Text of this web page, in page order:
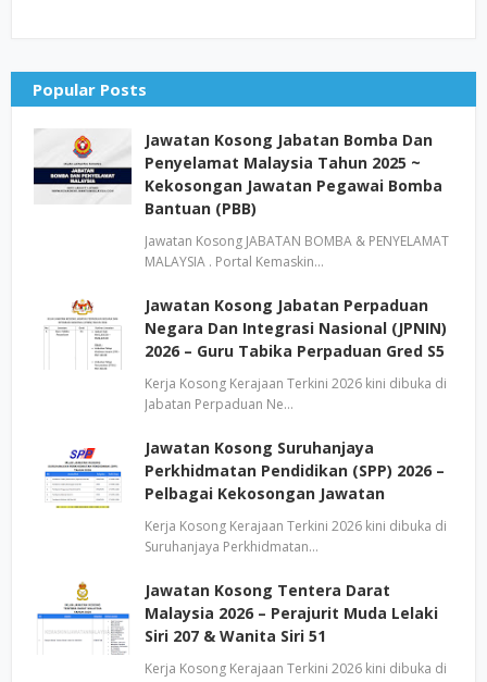
Popular Posts
Jawatan Kosong Jabatan Bomba Dan
Penyelamat Malaysia Tahun 2025 ~
Kekosongan Jawatan Pegawai Bomba
Bantuan (PBB)
Jawatan Kosong JABATAN BOMBA & PENYELAMAT
MALAYSIA . Portal Kemaskin…
Jawatan Kosong Jabatan Perpaduan
Negara Dan Integrasi Nasional (JPNIN)
2026 – Guru Tabika Perpaduan Gred S5
Kerja Kosong Kerajaan Terkini 2026 kini dibuka di
Jabatan Perpaduan Ne…
Jawatan Kosong Suruhanjaya
Perkhidmatan Pendidikan (SPP) 2026 –
Pelbagai Kekosongan Jawatan
Kerja Kosong Kerajaan Terkini 2026 kini dibuka di
Suruhanjaya Perkhidmatan…
Jawatan Kosong Tentera Darat
Malaysia 2026 – Perajurit Muda Lelaki
Siri 207 & Wanita Siri 51
Kerja Kosong Kerajaan Terkini 2026 kini dibuka di